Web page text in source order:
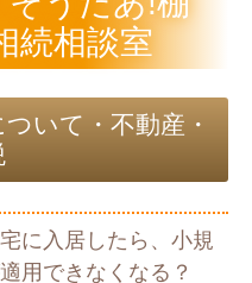
続相談室
いて・不動産・
に入居したら、小規
用できなくなる？